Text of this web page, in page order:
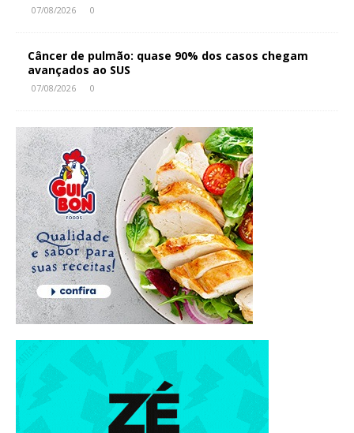
07/08/2026 0
Câncer de pulmão: quase 90% dos casos chegam
avançados ao SUS
07/08/2026 0